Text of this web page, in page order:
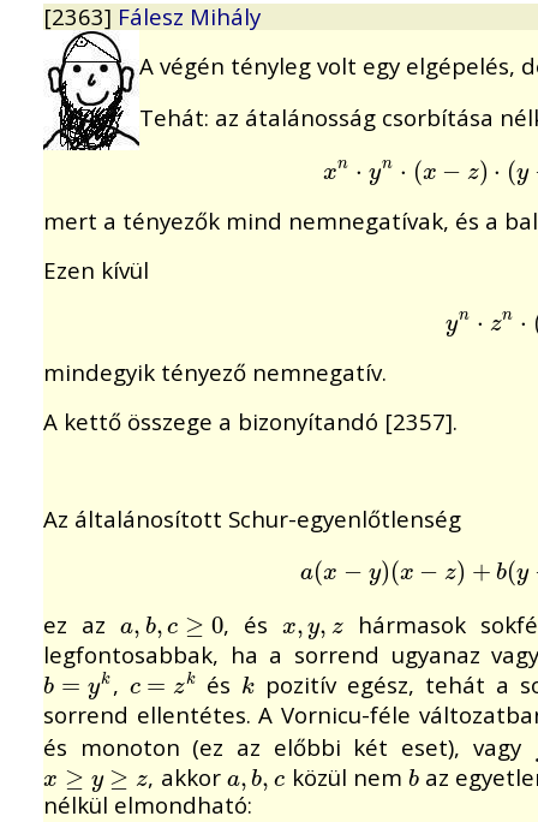
[2363] Fálesz Mihály
A végén tényleg volt egy elgépelés,
Tehát: az átalánosság csorbítása
xn ⋅ yn ⋅ (x − z) ⋅ (y
xn ⋅y n⋅( x −z) ⋅(y −z ≥ xn
mert a tényezők mind nemnegatívak, és a
Ezen kívül
yn ⋅ zn ⋅
yn z n⋅( x
mindegyik tényező nemnegatív.
A kettő összege a bizonyítandó [2357].
Az általánosított Schur-egyenlőtlenség
a(x − y)(x − z) + b(y
a(x−y) (x−z)+b (y− x)(y−z )
ez aza, b, c ≥ 0
a, b,c≥ 0 , és x, y, z
x,y,z
hármasok
legfontosabbak, ha a sorrend ugyanaz
b = yk
b =y k , c = zk
c=zk és k
k pozitív egész, tehát a
sorrend ellentétes. A Vornicu-féle
és monoton (ez az előbbi két eset), vagy
x ≥ y ≥ z
x≥y≥z , akkor a, b, c
a,b,c közül nem b
baz
nélkül elmondható: